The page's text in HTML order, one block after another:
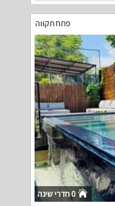
פתח תקווה
0 חדרי שינה